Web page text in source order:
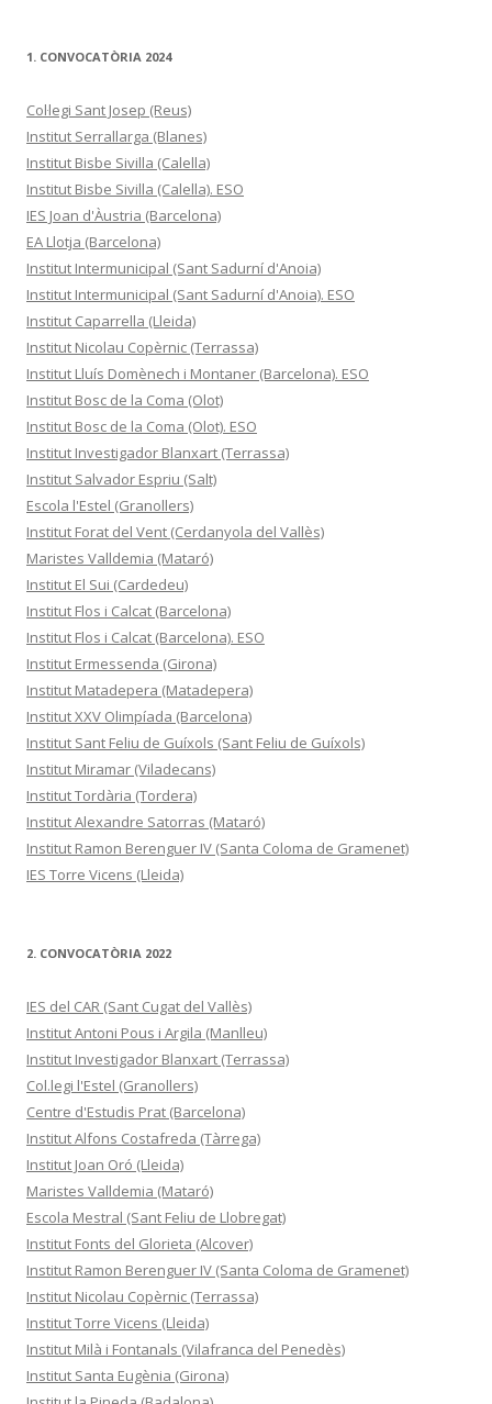
1. CONVOCATÒRIA 2024
Col·legi Sant Josep (Reus)
Institut Serrallarga (Blanes)
Institut Bisbe Sivilla (Calella)
Institut Bisbe Sivilla (Calella). ESO
IES Joan d'Àustria (Barcelona)
EA Llotja (Barcelona)
Institut Intermunicipal (Sant Sadurní d'Anoia)
Institut Intermunicipal (Sant Sadurní d'Anoia). ESO
Institut Caparrella (Lleida)
Institut Nicolau Copèrnic (Terrassa)
Institut Lluís Domènech i Montaner (Barcelona). ESO
Institut Bosc de la Coma (Olot)
Institut Bosc de la Coma (Olot). ESO
Institut Investigador Blanxart (Terrassa)
Institut Salvador Espriu (Salt)
Escola l'Estel (Granollers)
Institut Forat del Vent (Cerdanyola del Vallès)
Maristes Valldemia (Mataró)
Institut El Sui (Cardedeu)
Institut Flos i Calcat (Barcelona)
Institut Flos i Calcat (Barcelona). ESO
Institut Ermessenda (Girona)
Institut Matadepera (Matadepera)
Institut XXV Olimpíada (Barcelona)
Institut Sant Feliu de Guíxols (Sant Feliu de Guíxols)
Institut Miramar (Viladecans)
Institut Tordària (Tordera)
Institut Alexandre Satorras (Mataró)
Institut Ramon Berenguer IV (Santa Coloma de Gramenet)
IES Torre Vicens (Lleida)
2. CONVOCATÒRIA 2022
IES del CAR (Sant Cugat del Vallès)
Institut Antoni Pous i Argila (Manlleu)
Institut Investigador Blanxart (Terrassa)
Col.legi l'Estel (Granollers)
Centre d'Estudis Prat (Barcelona)
Institut Alfons Costafreda (Tàrrega)
Institut Joan Oró (Lleida)
Maristes Valldemia (Mataró)
Escola Mestral (Sant Feliu de Llobregat)
Institut Fonts del Glorieta (Alcover)
Institut Ramon Berenguer IV (Santa Coloma de Gramenet)
Institut Nicolau Copèrnic (Terrassa)
Institut Torre Vicens (Lleida)
Institut Milà i Fontanals (Vilafranca del Penedès)
Institut Santa Eugènia (Girona)